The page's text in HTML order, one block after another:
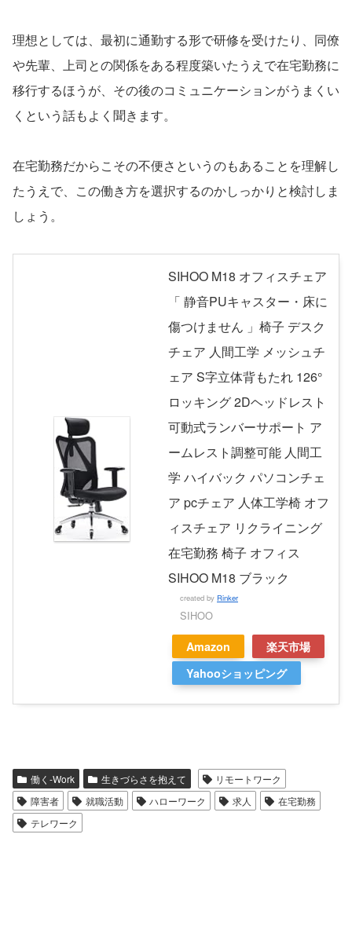
理想としては、最初に通勤する形で研修を受けたり、同僚
や先輩、上司との関係をある程度築いたうえで在宅勤務に
移行するほうが、その後のコミュニケーションがうまくい
くという話もよく聞きます。
在宅勤務だからこその不便さというのもあることを理解し
たうえで、この働き方を選択するのかしっかりと検討しま
しょう。
SIHOO M18 オフィスチェア
「 静音PUキャスター・床に
傷つけません 」椅子 デスク
チェア 人間工学 メッシュチ
ェア S字立体背もたれ 126°
ロッキング 2Dヘッドレスト
可動式ランバーサポート ア
ームレスト調整可能 人間工
学 ハイバック パソコンチェ
ア pcチェア 人体工学椅 オフ
ィスチェア リクライニング
在宅勤務 椅子 オフィス
SIHOO M18 ブラック
created by Rinker
SIHOO
Amazon
楽天市場
Yahooショッピング
働く-Work 生きづらさを抱えて
リモートワーク
障害者
就職活動 ハローワーク 求人
在宅勤務
テレワーク